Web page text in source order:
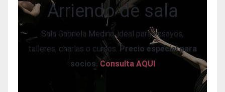
Arriendo de sala
Sala Gabriela Medina, ideal para ensayos,
talleres, charlas o cursos. Precio especial para
socios. Consulta AQUI